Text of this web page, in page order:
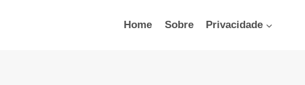
Home Sobre Privacidade